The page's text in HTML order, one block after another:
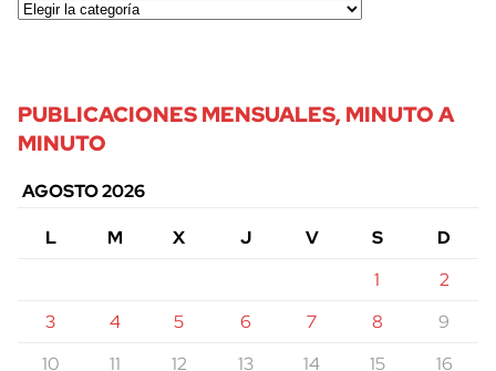
PUBLICACIONES MENSUALES, MINUTO A
MINUTO
AGOSTO 2026
L
M X J V S
D
1
2
3
4 5 6 7 8
9
10
11 12 13 14 15 16